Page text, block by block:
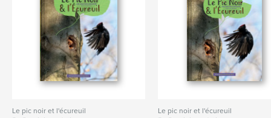
Le pic noir et l'écureuil
Le pic noir et l'écureuil